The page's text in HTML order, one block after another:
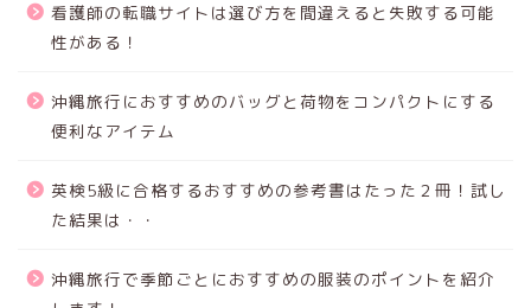
看護師の転職サイトは選び方を間違えると失敗する可能
性がある！
沖縄旅行におすすめのバッグと荷物をコンパクトにする
便利なアイテム
英検5級に合格するおすすめの参考書はたった２冊！試し
た結果は・・
沖縄旅行で季節ごとにおすすめの服装のポイントを紹介